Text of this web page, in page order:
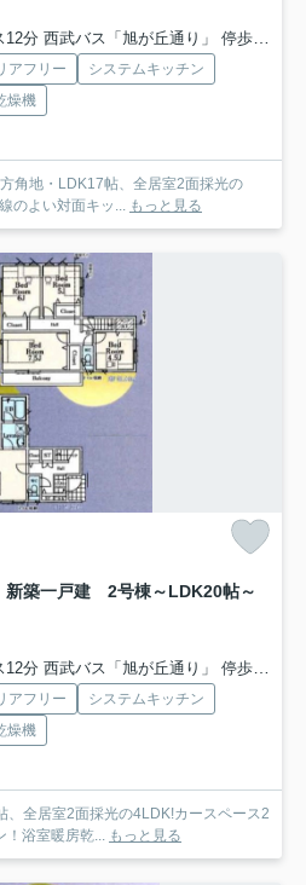
分 西武バス「旭が丘通り」 停歩10分
アフリー
システムキッチン
燥機
角地・LDK17帖、全居室2面採光の
ース2台 家事動線のよい対面キッ... もっと見る
新築一戸建 2号棟～LDK20帖～
分 西武バス「旭が丘通り」 停歩10分
アフリー
システムキッチン
燥機
、全居室2面採光の4LDK!カースペース2
！浴室暖房乾... もっと見る